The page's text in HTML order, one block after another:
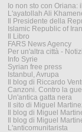
Io non sto con Oriana:
L'ayatollah Ali
Il Presidente della
Islamic Republic of
Il Libro
FARS News Agency
Per un'altra città -
Info Syrie
Syrian free press
Istanbul, Avrupa
Il blog di Riccardo
Canzoni. Contro la
Un'antica gatta nera
Il sito di Miguel
Il blog di Miguel
Il blog di Miguel
L'anticomunitarista